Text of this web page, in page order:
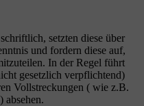
setzten diese über
und fordern diese auf,
In der Regel führt
gesetzlich verpflichtend)
Vollstreckungen ( wie z.B.
absehen.